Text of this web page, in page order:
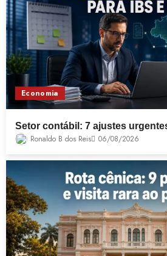
Economia
Setor contábil: 7 ajustes
Ronaldo B dos Reis 06/08/2026